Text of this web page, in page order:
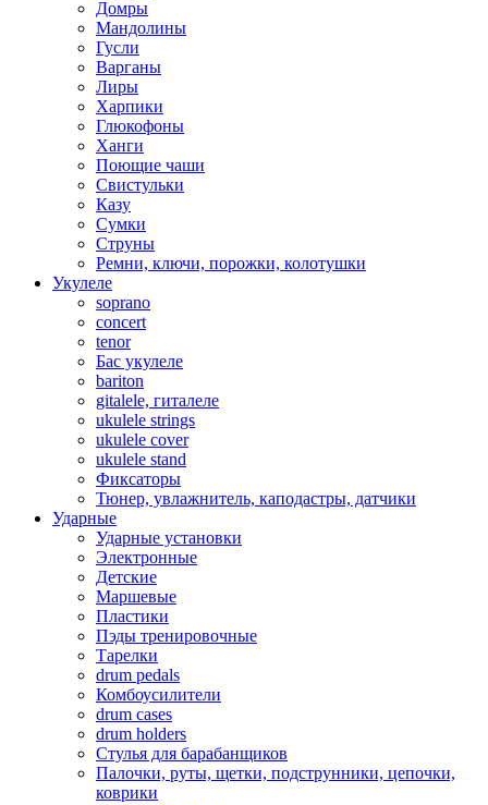
Домры
Мандолины
Гусли
Варганы
Лиры
Харпики
Глюкофоны
Ханги
Поющие чаши
Свистульки
Казу
Сумки
Струны
Ремни, ключи, порожки, колотушки
Укулеле
soprano
concert
tenor
Бас укулеле
bariton
gitalele, гиталеле
ukulele strings
ukulele cover
ukulele stand
Фиксаторы
Тюнер, увлажнитель, каподастры, датчики
Ударные
Ударные установки
Электронные
Детские
Маршевые
Пластики
Пэды тренировочные
Тарелки
drum pedals
Комбоусилители
drum cases
drum holders
Стулья для барабанщиков
Палочки, руты, щетки, подструнники, цепочки,
коврики